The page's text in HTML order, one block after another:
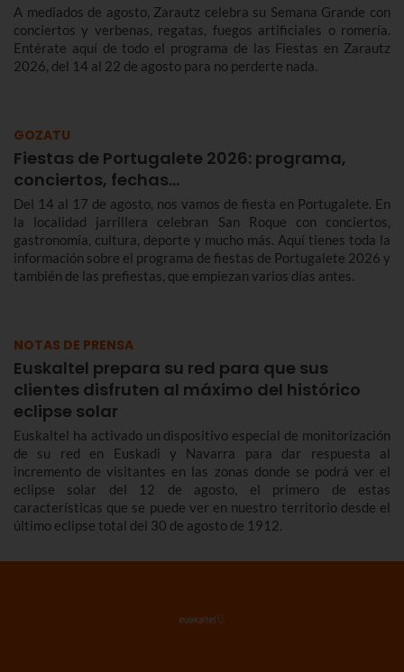
A mediados de agosto, Zarautz celebra su Semana Grande con
conciertos y verbenas, regatas, fuegos artificiales o romería.
Entérate aquí de todo el programa de las Fiestas en Zarautz
2026, del 14 al 22 de agosto para no perderte nada.
GOZATU
Fiestas de Portugalete 2026: programa,
conciertos, fechas…
Del 14 al 17 de agosto, nos vamos de fiesta en Portugalete. En
la localidad jarrillera celebran San Roque con conciertos,
gastronomía, cultura, deporte y mucho más. Aquí tienes toda la
información sobre el programa de fiestas de Portugalete 2026 y
también de las prefiestas, que empiezan varios días antes.
NOTAS DE PRENSA
Euskaltel prepara su red para que sus
clientes disfruten al máximo del histórico
eclipse solar
Euskaltel ha activado un dispositivo especial de monitorización
de su red en Euskadi y Navarra para dar respuesta al
incremento de visitantes en las zonas donde se podrá ver el
eclipse solar del 12 de agosto, el primero de estas
características que se puede ver en nuestro territorio desde el
último eclipse total del 30 de agosto de 1912.